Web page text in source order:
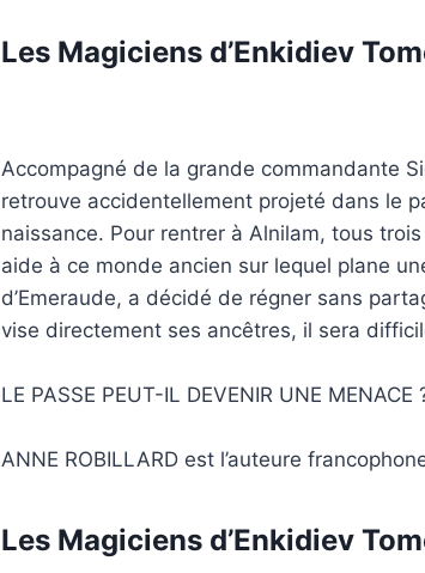
Les Magiciens d’Enkidiev
Accompagné de la grande commandante
retrouve accidentellement projeté dans le
naissance. Pour rentrer à Alnilam, tous
aide à ce monde ancien sur lequel plane
d’Emeraude, a décidé de régner sans
vise directement ses ancêtres, il sera
LE PASSE PEUT-IL DEVENIR UNE MENACE
ANNE ROBILLARD est l’auteure
Les Magiciens d’Enkidiev